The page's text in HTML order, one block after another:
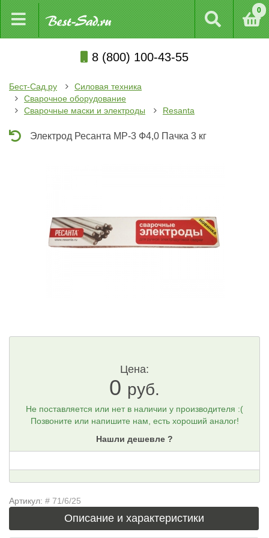
0
8 (800) 100-43-55
Бест-Сад.ру
Силовая техника
Сварочное оборудование
Сварочные маски и электроды
Resanta
Электрод Ресанта МР-3 Ф4,0 Пачка 3 кг
Цена:
0 руб.
Не поставляется или нет в наличии у производителя :(
Позвоните или напишите нам, есть хороший аналог!
Нашли дешевле ?
Артикул: # 71/6/25
Описание и характеристики